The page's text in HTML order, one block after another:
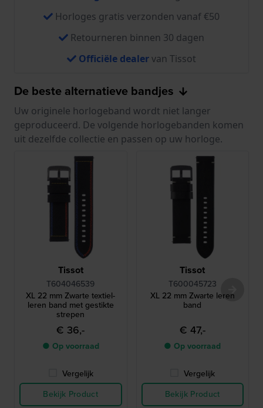
Horloges gratis verzonden vanaf €50
Retourneren binnen 30 dagen
Officiële dealervan Tissot
De beste alternatieve bandjes
Uw originele horlogeband wordt niet langer
geproduceerd. De volgende horlogebanden komen
uit dezelfde collectie en passen op uw horloge.
Tissot
T604046539
XL 22 mm Zwarte textiel-
leren band met gestikte
strepen
€ 36,-
● Op voorraad
Vergelijk
Bekijk Product
Tissot
T600045723
XL 22 mm Zwarte leren
band
€ 47,-
● Op voorraad
Vergelijk
Bekijk Product